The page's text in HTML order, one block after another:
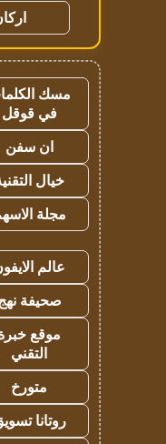
مسك
في قوقل
ان سفن
خيال
مجلة
عالم
صحيفة
موقع
التقني
متورخ
روتانا